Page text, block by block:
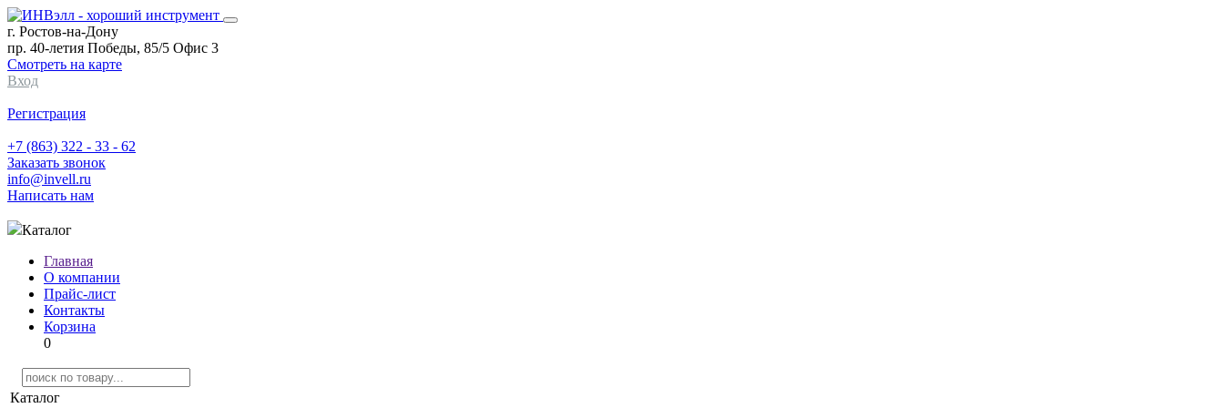
г. Ростов-на-Дону
пр. 40-летия Победы, 85/5 Офис 3
Смотреть на карте
Вход
Регистрация
+7 (863) 322 - 33 - 62
Заказать звонок
info@invell.ru
Написать нам
Каталог
Главная
О компании
Прайс-лист
Контакты
Корзина
0
Каталог